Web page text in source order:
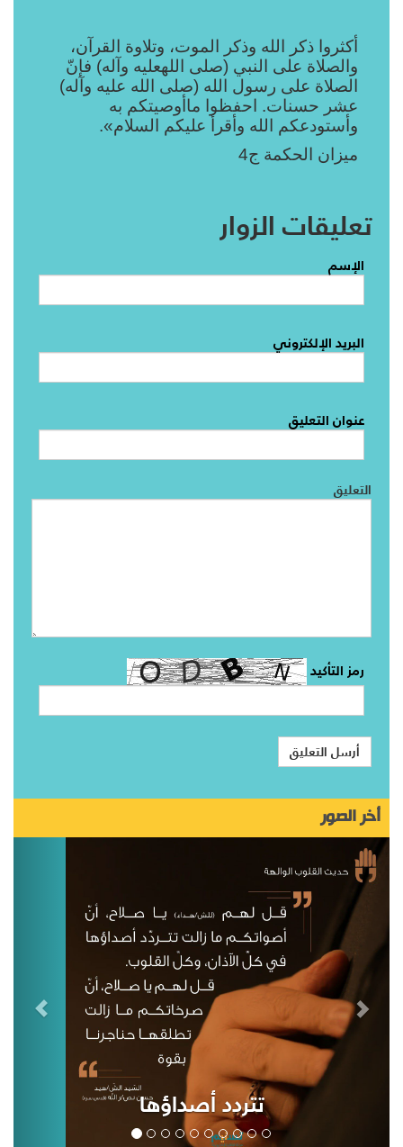
أكثروا ذكر الله وذكر الموت، وتلاوة القرآن،
والصلاة على النبي (صلى اللهعليه وآله) فإنّ
الصلاة على رسول الله (صلى الله عليه وآله)
عشر حسنات. احفظوا ماأوصيتكم به
وأستودعكم الله وأقرأ عليكم السلام».
ميزان الحكمة ج4
تعليقات الزوار
الإسم
البريد الإلكتروني
عنوان التعليق
التعليق
رمز التأكيد
أخر الصور
تتردد أصداؤها